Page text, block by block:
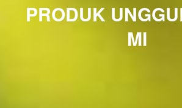
PRODUK
MI